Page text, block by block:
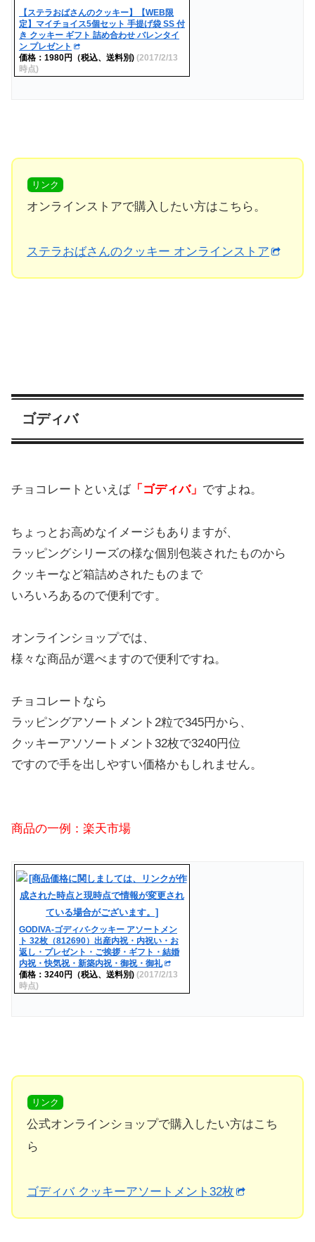
【ステラおばさんのクッキー】【WEB限
定】マイチョイス5個セット 手提げ袋 SS 付
き クッキー ギフト 詰め合わせ バレンタイ
ン プレゼント
価格：1980円（税込、送料別) (2017/2/13
時点)
リンク
オンラインストアで購入したい方はこちら。
ステラおばさんのクッキー オンラインストア
ゴディバ
チョコレートといえば「ゴディバ」 ですよね。
ちょっとお高めなイメージもありますが、
ラッピングシリーズの様な個別包装されたものから
クッキーなど箱詰めされたものまで
いろいろあるので便利です。
オンラインショップでは、
様々な商品が選べますので便利ですね。
チョコレートなら
ラッピングアソートメント2粒で345円から、
クッキーアソソートメント32枚で3240円位
ですので手を出しやすい価格かもしれません。
商品の一例：楽天市場
GODIVA-ゴディバ-クッキー アソートメン
ト 32枚（812690）出産内祝・内祝い・お
返し・プレゼント・ご挨拶・ギフト・結婚
内祝・快気祝・新築内祝・御祝・御礼
価格：3240円（税込、送料別) (2017/2/13
時点)
リンク
公式オンラインショップで購入したい方はこち
ら
ゴディバ クッキーアソートメント32枚